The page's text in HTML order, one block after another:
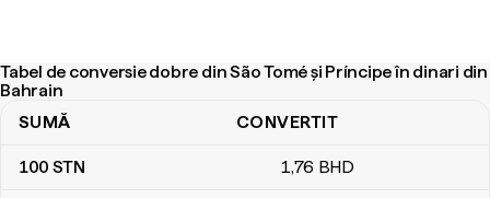
Tabel de conversie dobre din São Tomé și Príncipe în dinari din
Bahrain
Tabel de conversie dobre din São Tomé și Príncipe în dinari din
SUMĂ CONVERTIT
100 STN 1,76 BHD